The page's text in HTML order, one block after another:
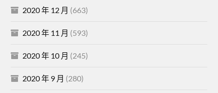
2020 年 12 月 (663)
2020 年 11 月 (593)
2020 年 10 月 (245)
2020 年 9 月 (280)